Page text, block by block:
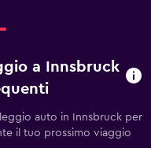
a Innsbruck
auto in Innsbruck per
il tuo prossimo viaggio